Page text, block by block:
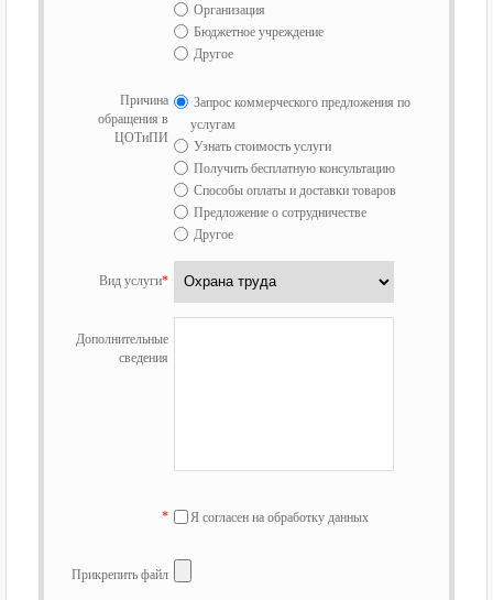
Организация
Бюджетное учреждение
Другое
Причина
обращения в
ЦОТиПИ
Запрос коммерческого предложения по
услугам
Узнать стоимость услуги
Получить бесплатную консультацию
Способы оплаты и доставки товаров
Предложение о сотрудничестве
Другое
Вид услуги*
Дополнительные
сведения
* Я согласен на обработку данных
Прикрепить файл